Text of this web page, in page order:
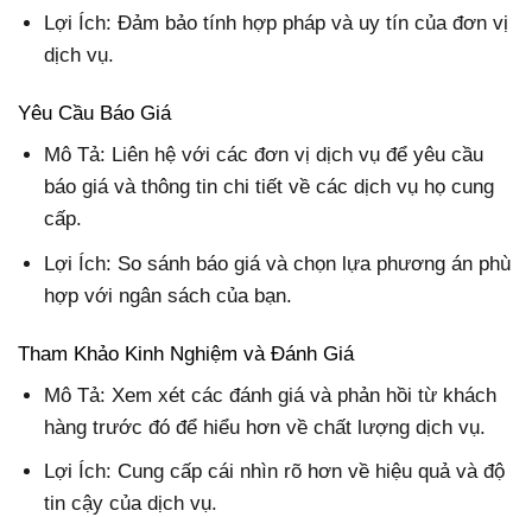
Lợi Ích: Đảm bảo tính hợp pháp và uy tín của đơn vị
dịch vụ.
Yêu Cầu Báo Giá
Mô Tả: Liên hệ với các đơn vị dịch vụ để yêu cầu
báo giá và thông tin chi tiết về các dịch vụ họ cung
cấp.
Lợi Ích: So sánh báo giá và chọn lựa phương án phù
hợp với ngân sách của bạn.
Tham Khảo Kinh Nghiệm và Đánh Giá
Mô Tả: Xem xét các đánh giá và phản hồi từ khách
hàng trước đó để hiểu hơn về chất lượng dịch vụ.
Lợi Ích: Cung cấp cái nhìn rõ hơn về hiệu quả và độ
tin cậy của dịch vụ.